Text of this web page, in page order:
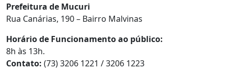
Prefeitura de Mucuri
Rua Canárias, 190 – Bairro Malvinas
Horário de Funcionamento ao público:
8h às 13h.
Contato: (73) 3206 1221 / 3206 1223